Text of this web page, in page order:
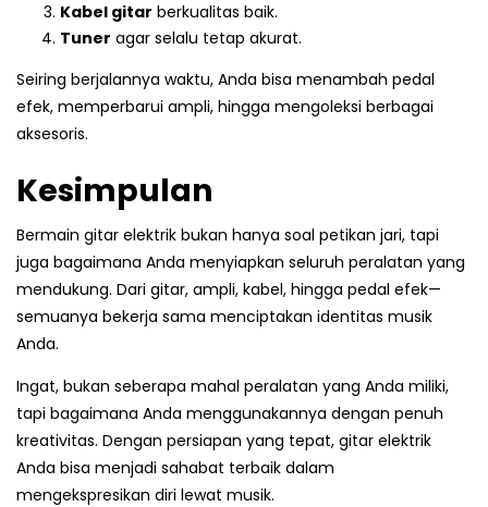
Kabel gitar berkualitas baik.
Tuner agar selalu tetap akurat.
Seiring berjalannya waktu, Anda bisa menambah pedal
efek, memperbarui ampli, hingga mengoleksi berbagai
aksesoris.
Kesimpulan
Bermain gitar elektrik bukan hanya soal petikan jari, tapi
juga bagaimana Anda menyiapkan seluruh peralatan yang
mendukung. Dari gitar, ampli, kabel, hingga pedal efek—
semuanya bekerja sama menciptakan identitas musik
Anda.
Ingat, bukan seberapa mahal peralatan yang Anda miliki,
tapi bagaimana Anda menggunakannya dengan penuh
kreativitas. Dengan persiapan yang tepat, gitar elektrik
Anda bisa menjadi sahabat terbaik dalam
mengekspresikan diri lewat musik.